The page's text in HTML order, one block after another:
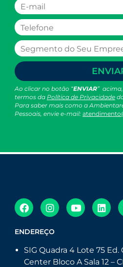
Ao clicar no botão “ENVIAR”
termos da Política de Privacidade
Para saber mais como a
Pessoais, envie e-mail:
ENDEREÇO
SIG Quadra 4 Lote 75
Center Bloco A Sala 12 –